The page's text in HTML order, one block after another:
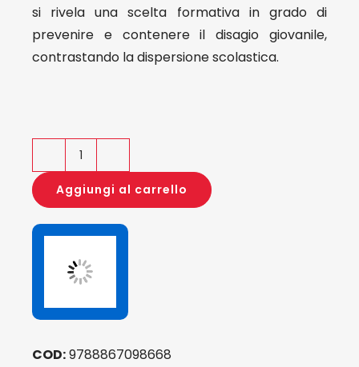
si rivela una scelta formativa in grado di
prevenire e contenere il disagio giovanile,
contrastando la dispersione scolastica.
L'Alleanza
Educativa
quantità
Aggiungi al carrello
COD:9788867098668